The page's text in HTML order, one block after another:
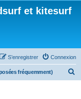
et kitesurf
Connexion
S’enregistrer
fréquemment)